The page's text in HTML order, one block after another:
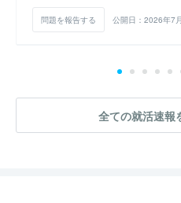
問題を報告する 公開日：2026年7
全ての就活速報